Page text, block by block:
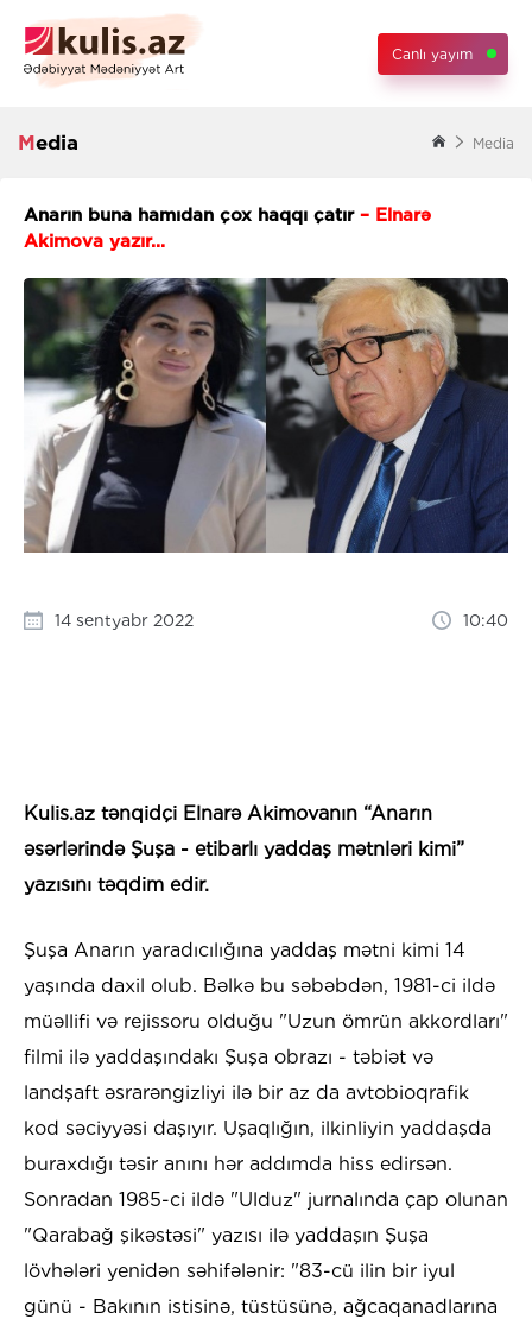
Canlı yayım
Media Media
Anarın buna hamıdan çox haqqı çatır – Elnarə
Akimova yazır...
14 sentyabr 2022 10:40
Kulis.az tənqidçi Elnarə Akimovanın “Anarın
əsərlərində Şuşa - etibarlı yaddaş mətnləri kimi”
yazısını təqdim edir.
Şuşa Anarın yaradıcılığına yaddaş mətni kimi 14
yaşında daxil olub. Bəlkə bu səbəbdən, 1981-ci ildə
müəllifi və rejissoru olduğu "Uzun ömrün akkordları"
filmi ilə yaddaşındakı Şuşa obrazı - təbiət və
landşaft əsrarəngizliyi ilə bir az da avtobioqrafik
kod səciyyəsi daşıyır. Uşaqlığın, ilkinliyin yaddaşda
buraxdığı təsir anını hər addımda hiss edirsən.
Sonradan 1985-ci ildə "Ulduz" jurnalında çap olunan
"Qarabağ şikəstəsi" yazısı ilə yaddaşın Şuşa
lövhələri yenidən səhifələnir: "83-cü ilin bir iyul
günü - Bakının istisinə, tüstüsünə, ağcaqanadlarına